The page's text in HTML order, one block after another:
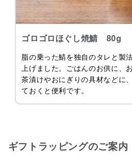
ゴロゴロほぐし焼鯖 80g
脂の乗った鯖を独自のタレと製
上げました。ごはんのお供に、
茶漬けやおにぎりの具材などに
ておくと便利です。
ギフトラッピングのご案内